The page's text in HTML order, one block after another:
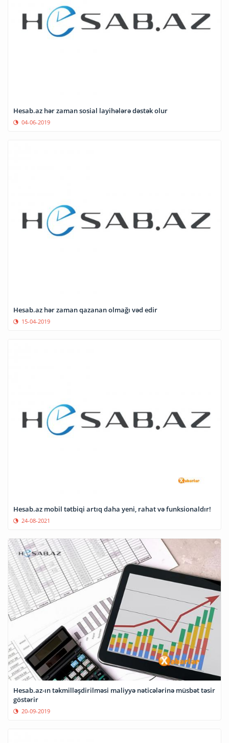
Hesab.az hər zaman sosial layihələrə dəstək olur
04-06-2019
Hesab.az hər zaman qazanan olmağı vəd edir
15-04-2019
Hesab.az mobil tətbiqi artıq daha yeni, rahat və funksionaldır!
24-08-2021
Hesab.az-ın təkmilləşdirilməsi maliyyə nəticələrinə müsbət təsir
göstərir
20-09-2019